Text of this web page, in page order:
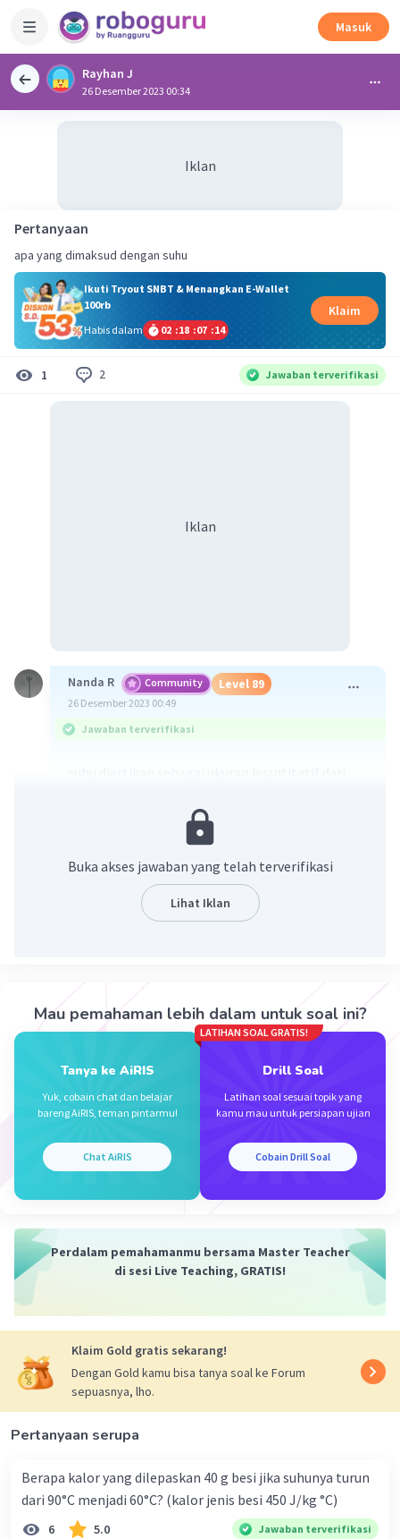
Masuk
Rayhan J
26 Desember 2023 00:34
Iklan
Pertanyaan
apa yang dimaksud dengan suhu
Ikuti Tryout SNBT & Menangkan E-Wallet
100rb
Habis dalam
02 :18 :07 :14
Klaim
1 2 Jawaban terverifikasi
Iklan
Nanda R Community Level 89
26 Desember 2023 00:49
Jawaban terverifikasi
menggunakan termometer.
Beri Rating
Iklan
Level 17
dingin, dan diukur menggunakan termometer.
Balas
Buka akses jawaban yang telah terverifikasi
Lihat Iklan
Mau pemahaman lebih dalam untuk soal ini?
Tanya ke AiRIS
Yuk, cobain chat dan belajar
bareng AiRIS, teman pintarmu!
Chat AiRIS
LATIHAN SOAL GRATIS!
Drill Soal
Latihan soal sesuai topik yang
kamu mau untuk persiapan ujian
Cobain Drill Soal
Perdalam pemahamanmu bersama Master Teacher
di sesi Live Teaching, GRATIS!
Klaim Gold gratis sekarang!
Dengan Gold kamu bisa tanya soal ke Forum
sepuasnya, lho.
Pertanyaan serupa
Berapa kalor yang dilepaskan 40 g besi jika suhunya turun
dari 90°C menjadi 60°C? (kalor jenis besi 450 J/kg °C)
6 5.0 Jawaban terverifikasi